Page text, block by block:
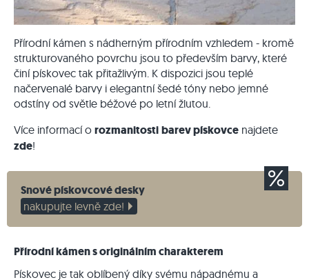
Přírodní kámen s nádherným přírodním vzhledem - kromě
strukturovaného povrchu jsou to především barvy, které
činí pískovec tak přitažlivým. K dispozici jsou teplé
načervenalé barvy i elegantní šedé tóny nebo jemné
odstíny od světle béžové po letní žlutou.
Více informací o rozmanitostibarev pískovce najdete
zde!
Snové pískovcové desky
nakupujte levně zde!
Přírodní kámen s originálním charakterem
Pískovec je tak oblíbený díky svému nápadnému a